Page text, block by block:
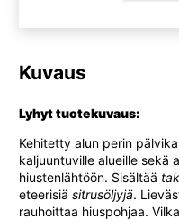
Kuvaus
Lyhyt tuotekuvaus:
Kehitetty alun perin
kaljuuntuville alueille sekä
hiustenlähtöön. Sisältää
eteerisiä sitrusöljyjä.
rauhoittaa hiuspohjaa.